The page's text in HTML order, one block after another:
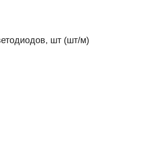
шт (шт/м)